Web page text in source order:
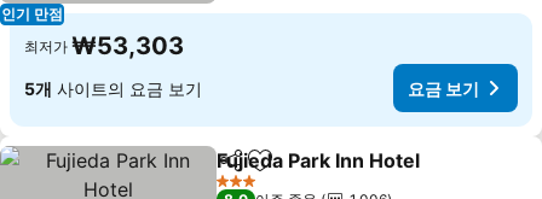
인기 만점
최저가 ₩53,303
5개 사이트의 요금 보기 요금 보기
공유 즐겨찾기에 추가
Fujieda Park Inn Hotel
3 성급